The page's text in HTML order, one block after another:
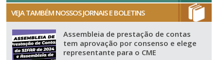
VEJA TAMBÉM NOSSOS JORNAIS E BOLETINS
Assembleia de prestação de contas
tem aprovação por consenso e elege
representante para o CME